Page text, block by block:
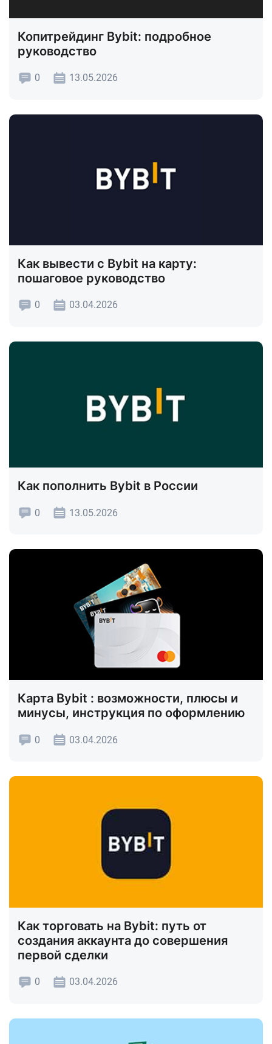
Копитрейдинг Bybit: подробное
руководство
0 13.05.2026
Как вывести с Bybit на карту:
пошаговое руководство
0 03.04.2026
Как пополнить Bybit в России
0 13.05.2026
Карта Bybit : возможности, плюсы и
минусы, инструкция по оформлению
0 03.04.2026
Как торговать на Bybit: путь от
создания аккаунта до совершения
первой сделки
0 03.04.2026